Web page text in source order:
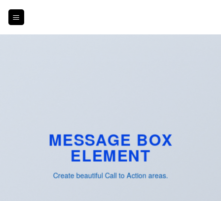
MESSAGE BOX
ELEMENT
Create beautiful Call to Action areas.